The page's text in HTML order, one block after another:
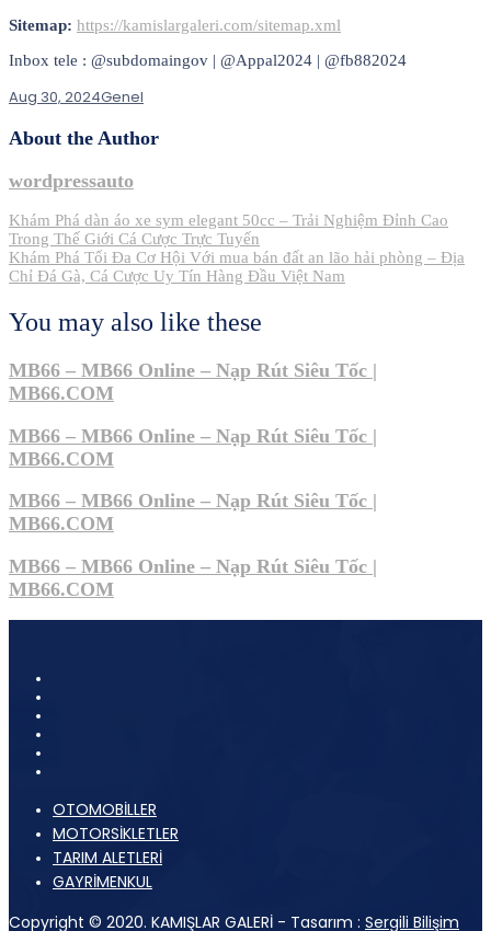
Sitemap: https://kamislargaleri.com/sitemap.xml
Inbox tele : @subdomaingov | @Appal2024 | @fb882024
Aug 30, 2024Genel
About the Author
wordpressauto
Post
navigation
Khám Phá dàn áo xe sym elegant 50cc – Trải Nghiệm Đỉnh Cao
Trong Thế Giới Cá Cược Trực Tuyến
Khám Phá Tối Đa Cơ Hội Với mua bán đất an lão hải phòng – Địa
Chỉ Đá Gà, Cá Cược Uy Tín Hàng Đầu Việt Nam
You may also like these
MB66 – MB66 Online – Nạp Rút Siêu Tốc |
MB66.COM
MB66 – MB66 Online – Nạp Rút Siêu Tốc |
MB66.COM
MB66 – MB66 Online – Nạp Rút Siêu Tốc |
MB66.COM
MB66 – MB66 Online – Nạp Rút Siêu Tốc |
MB66.COM
OTOMOBİLLER
MOTORSİKLETLER
TARIM ALETLERİ
GAYRİMENKUL
Copyright © 2020. KAMIŞLAR GALERİ - Tasarım : Sergili Bilişim